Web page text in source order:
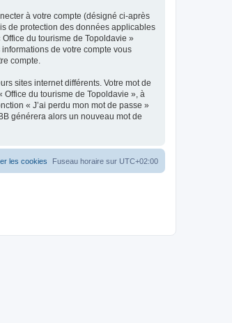
à votre compte (désigné ci-après
de protection des données applicables
du tourisme de Topoldavie »
de votre compte vous
compte.
sites internet différents. Votre mot de
du tourisme de Topoldavie », à
« J’ai perdu mon mot de passe »
générera alors un nouveau mot de
Fuseau horaire sur UTC+02:00
les cookies